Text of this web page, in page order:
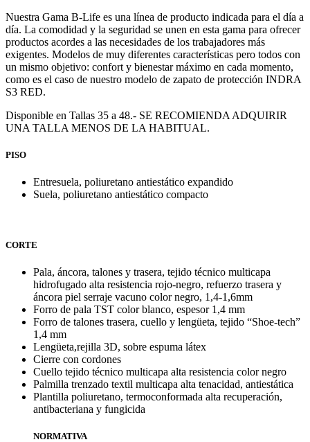
Nuestra Gama B-Life es una línea de producto indicada para el día a
día. La comodidad y la seguridad se unen en esta gama para ofrecer
productos acordes a las necesidades de los trabajadores más
exigentes. Modelos de muy diferentes características pero todos con
un mismo objetivo: confort y bienestar máximo en cada momento,
como es el caso de nuestro modelo de zapato de protección INDRA
S3 RED.
Disponible en Tallas 35 a 48.- SE RECOMIENDA ADQUIRIR
UNA TALLA MENOS DE LA HABITUAL.
PISO
Entresuela, poliuretano antiestático expandido
Suela, poliuretano antiestático compacto
CORTE
Pala, áncora, talones y trasera, tejido técnico multicapa
hidrofugado alta resistencia rojo-negro, refuerzo trasera y
áncora piel serraje vacuno color negro, 1,4-1,6mm
Forro de pala TST color blanco, espesor 1,4 mm
Forro de talones trasera, cuello y lengüeta, tejido “Shoe-tech”
1,4 mm
Lengüeta,rejilla 3D, sobre espuma látex
Cierre con cordones
Cuello tejido técnico multicapa alta resistencia color negro
Palmilla trenzado textil multicapa alta tenacidad, antiestática
Plantilla poliuretano, termoconformada alta recuperación,
antibacteriana y fungicida
NORMATIVA